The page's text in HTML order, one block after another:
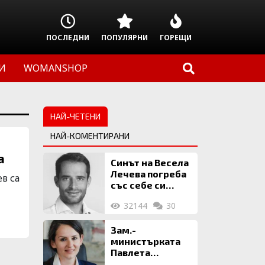
ПОСЛЕДНИ ПОПУЛЯРНИ ГОРЕЩИ
WOMANSHOP
са
НАЙ-ЧЕТЕНИ
НАЙ-КОМЕНТИРАНИ
Синът на Весела
Лечева погреба
със себе си
млн. евро
32144 30
Зам.-
министърката
Павлета